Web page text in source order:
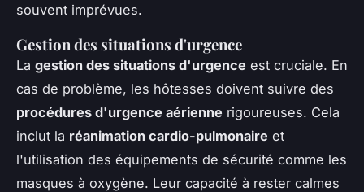
souvent imprévues.
Gestion des situations d'urgence
La gestion des situations d'urgence est cruciale. En
cas de problème, les hôtesses doivent suivre des
procédures d'urgence aérienne rigoureuses. Cela
inclut la réanimation cardio-pulmonaire et
l'utilisation des équipements de sécurité comme les
masques à oxygène. Leur capacité à rester calmes